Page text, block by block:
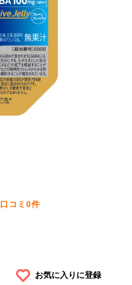
口コミ0件
お気に入りに登録